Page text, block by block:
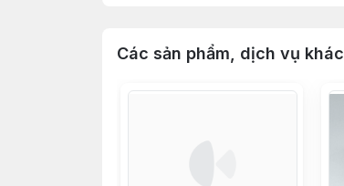
Các sản phẩm, dịch vụ khác